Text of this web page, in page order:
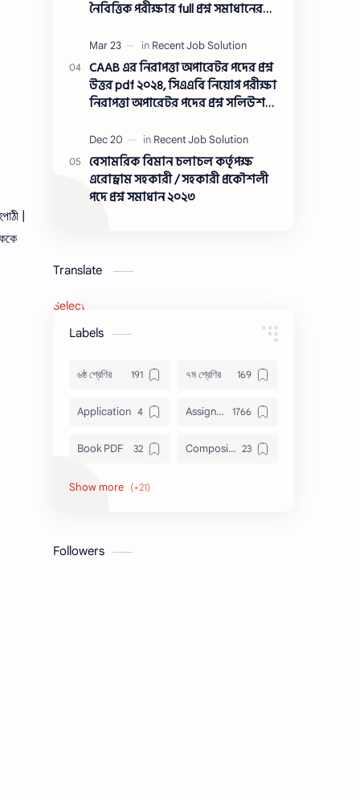
|
নৈবিত্তিক পরীক্ষার full প্রশ্ন সমাধানের
question solution pdf 2023,সামরিক
ভূমি ও ক্যান্টনমেন্ট অধিদপ্তর প্রশ্ন
সমাধান ২০২৩
CAAB এর নিরাপত্তা অপারেটর পদের প্রশ্ন
উত্তর pdf ২০২৪, সিএএবি নিয়োগ পরীক্ষা
নিরাপত্তা অপারেটর পদের প্রশ্ন সলিউশন
বেসামরিক বিমান চলাচল কর্তৃপক্ষ
এরোড্রাম সহকারী / সহকারী প্রকৌশলী
পদে প্রশ্ন সমাধান ২০২৩
Translate
Select Language
Labels
৬ষ্ঠ শ্রেণির ৭ম শ্রেণির
Application Assignment
Book PDF Composition
Honors
Model Test
Followers